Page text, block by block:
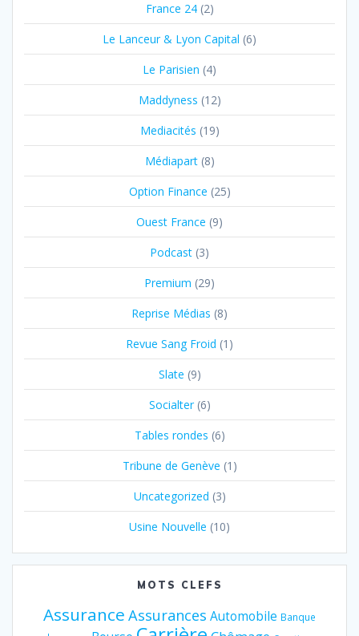
France 24(2)
Le Lanceur & Lyon Capital (6)
Le Parisien (4)
Maddyness (12)
Mediacités (19)
Médiapart(8)
Option Finance (25)
Ouest France (9)
Podcast (3)
Premium (29)
Reprise Médias (8)
Revue Sang Froid (1)
Slate (9)
Socialter(6)
Tables rondes (6)
Tribune de Genève (1)
Uncategorized (3)
Usine Nouvelle (10)
MOTS CLEFS
Assurance Assurances Automobile Banque